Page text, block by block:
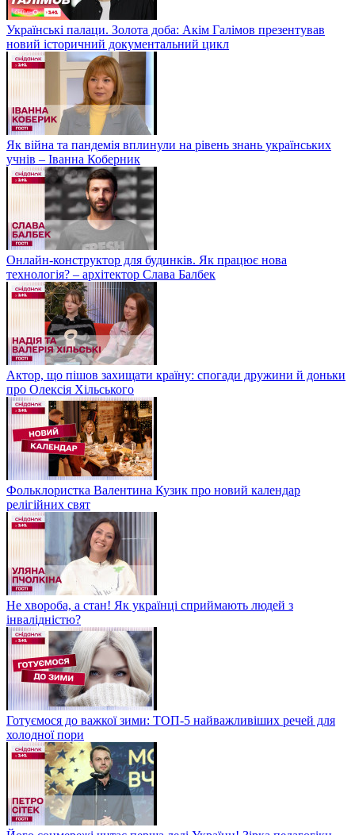
Українські палаци. Золота доба: Акім Галімов презентував
новий історичний документальний цикл
Як війна та пандемія вплинули на рівень знань українських
учнів – Іванна Коберник
Онлайн-конструктор для будинків. Як працює нова
технологія? – архітектор Слава Балбек
Актор, що пішов захищати країну: спогади дружини й доньки
про Олексія Хільського
Фольклористка Валентина Кузик про новий календар
релігійних свят
Не хвороба, а стан! Як українці сприймають людей з
інвалідністю?
Готуємося до важкої зими: ТОП-5 найважливіших речей для
холодної пори